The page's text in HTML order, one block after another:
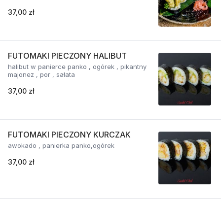
37,00 zł
FUTOMAKI PIECZONY HALIBUT
halibut w panierce panko , ogórek , pikantny
majonez , por , sałata
37,00 zł
FUTOMAKI PIECZONY KURCZAK
awokado , panierka panko,ogórek
37,00 zł